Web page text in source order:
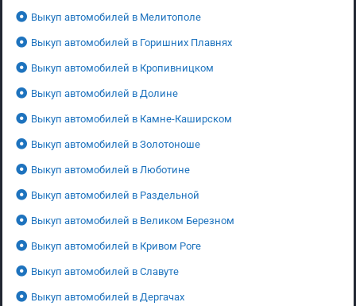
Выкуп автомобилей в Мелитополе
Выкуп автомобилей в Горишних Плавнях
Выкуп автомобилей в Кропивницком
Выкуп автомобилей в Долине
Выкуп автомобилей в Камне-Каширском
Выкуп автомобилей в Золотоноше
Выкуп автомобилей в Люботине
Выкуп автомобилей в Раздельной
Выкуп автомобилей в Великом Березном
Выкуп автомобилей в Кривом Роге
Выкуп автомобилей в Славуте
Выкуп автомобилей в Дергачах